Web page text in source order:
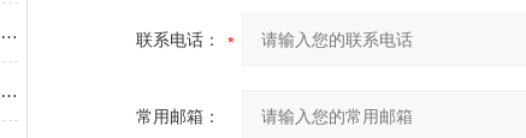
解析自动路面渗水仪的结构组成及其操作使用
沥青三轴试验仪的技术原理与应用分析
联系电话：
常用邮箱：